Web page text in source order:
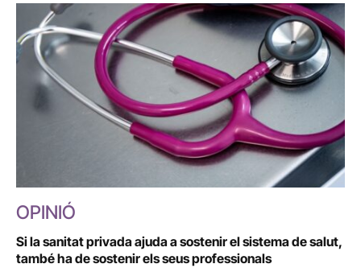
OPINIÓ
Si la sanitat privada ajuda a sostenir el sistema de salut,
també ha de sostenir els seus professionals